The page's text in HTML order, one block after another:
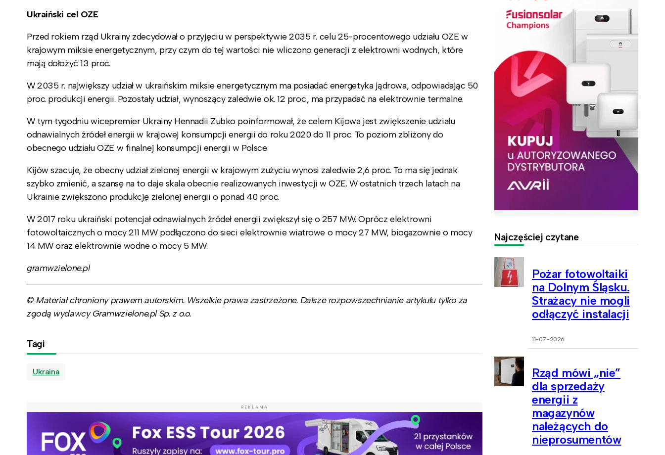
Ukraiński cel OZE
Przed rokiem rząd Ukrainy zdecydował o przyjęciu w perspektywie 2035 r. celu 25-procentowego udziału OZE w
krajowym miksie energetycznym, przy czym do tej wartości nie wliczono generacji z elektrowni wodnych, które
mają dołożyć 13 proc.
W 2035 r. największy udział w ukraińskim miksie energetycznym ma posiadać energetyka jądrowa, odpowiadając 50
proc. produkcji energii. Pozostały udział, wynoszący zaledwie ok. 12 proc., ma przypadać na elektrownie termalne.
W tym tygodniu wicepremier Ukrainy Hennadii Zubko poinformował, że celem Kijowa jest zwiększenie udziału
odnawialnych źródeł energii w krajowej konsumpcji energii do roku 2020 do 11 proc. To poziom zbliżony do
obecnego udziału OZE w finalnej konsumpcji energii w Polsce.
Kijów szacuje, że obecny udział zielonej energii w krajowym zużyciu wynosi zaledwie 2,6 proc. To ma się jednak
szybko zmienić, a szansę na to daje skala obecnie realizowanych inwestycji w OZE. W ostatnich trzech latach na
Ukrainie zwiększono produkcję zielonej energii o ponad 40 proc.
W 2017 roku ukraiński potencjał odnawialnych źródeł energii zwiększył się o 257 MW. Oprócz elektrowni
fotowoltaicznych o mocy 211 MW podłączono do sieci elektrownie wiatrowe o mocy 27 MW, biogazownie o mocy
14 MW oraz elektrownie wodne o mocy 5 MW.
gramwzielone.pl
© Materiał chroniony prawem autorskim. Wszelkie prawa zastrzeżone. Dalsze rozpowszechnianie artykułu tylko za
zgodą wydawcy Gramwzielone.pl Sp. z o.o.
Tagi
Ukraina
REKLAMA
Najczęściej czytane
Pożar fotowoltaiki
na Dolnym Śląsku.
Strażacy nie mogli
odłączyć instalacji
11-07-2026
Rząd mówi „nie”
dla sprzedaży
energii z
magazynów
należących do
nieprosumentów